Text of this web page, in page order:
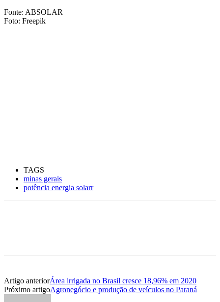
Fonte: ABSOLAR
Foto: Freepik
TAGS
minas gerais
potência energia solarr
Artigo anteriorÁrea irrigada no Brasil cresce 18,96% em 2020
Próximo artigoAgronegócio e produção de veículos no Paraná